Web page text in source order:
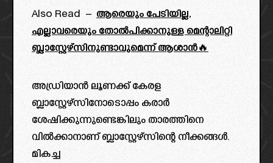
Also Read – ആരെയും പേടിയില്ല,
എല്ലാവരെയും തോൽപിക്കാനുള്ള മെന്റാലിറ്റി
ബ്ലാസ്റ്റേഴ്സിനുണ്ടാവുമെന്ന് ആശാൻ🔥
അഡ്രിയാൻ ലൂണക്ക്‌ കേരള
ബ്ലാസ്റ്റേഴ്സിനോടൊപ്പം കരാർ
ശേഷിക്കുന്നുണ്ടെങ്കിലും താരത്തിനെ
വിൽക്കാനാണ് ബ്ലാസ്റ്റേഴ്സിന്റെ നീക്കങ്ങൾ.
മികച്ച